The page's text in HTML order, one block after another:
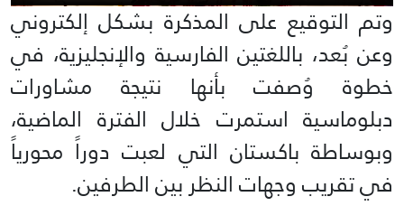
وتم التوقيع على المذكرة بشكل إلكتروني
وعن بُعد، باللغتين الفارسية والإنجليزية، في
خطوة وُصفت بأنها نتيجة مشاورات
دبلوماسية استمرت خلال الفترة الماضية،
وبوساطة باكستان التي لعبت دوراً محورياً
في تقريب وجهات النظر بين الطرفين.